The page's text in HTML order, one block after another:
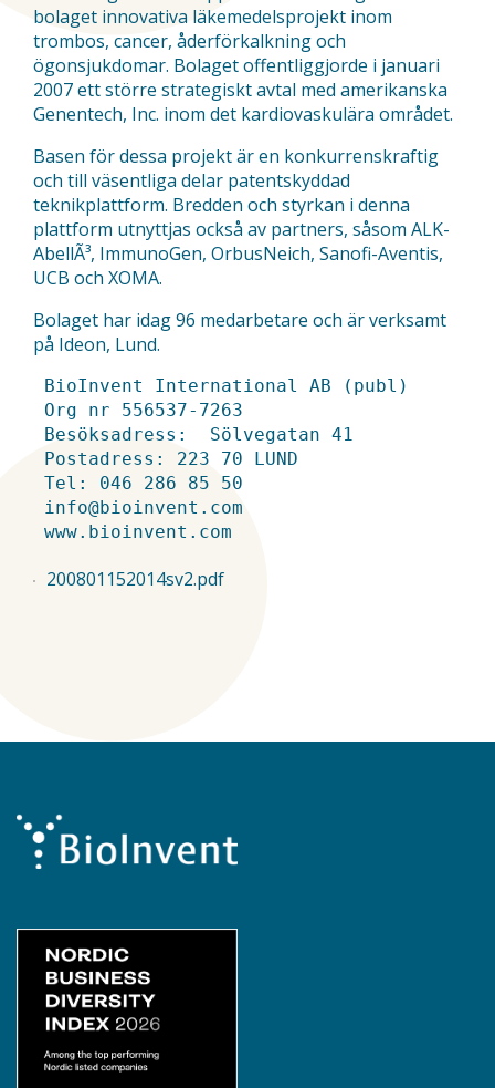
bolaget innovativa läkemedelsprojekt inom
trombos, cancer, åderförkalkning och
ögonsjukdomar. Bolaget offentliggjorde i januari
2007 ett större strategiskt avtal med amerikanska
Genentech, Inc. inom det kardiovaskulära området.
Basen för dessa projekt är en konkurrenskraftig
och till väsentliga delar patentskyddad
teknikplattform. Bredden och styrkan i denna
plattform utnyttjas också av partners, såsom ALK-
AbellÃ³, ImmunoGen, OrbusNeich, Sanofi-Aventis,
UCB och XOMA.
Bolaget har idag 96 medarbetare och är verksamt
på Ideon, Lund.
BioInvent International AB (publ)
Org nr 556537-7263
Besöksadress:  Sölvegatan 41
Postadress: 223 70 LUND
Tel: 046 286 85 50
info@bioinvent.com
www.bioinvent.com
200801152014sv2.pdf